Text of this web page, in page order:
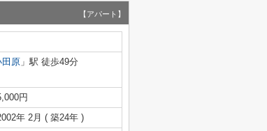
【アパート】
田原 」駅 徒歩49分
円
年 2月 ( 築24年 )